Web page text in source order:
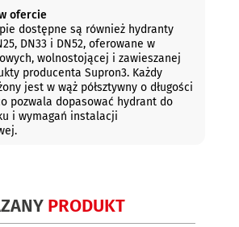
ofercie
dostępne są również hydranty
DN33 i DN52, oferowane w
wolnostojącej i zawieszanej
producenta Supron3. Każdy
jest w wąż półsztywny o długości
pozwala dopasować hydrant do
i wymagań instalacji
PRODUKT